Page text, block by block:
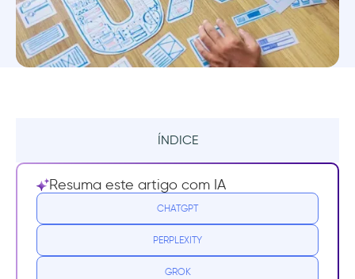
ÍNDICE
Resumo
O que define uma boa UX?
1- Simplicidade
Resuma este artigo com IA
CHATGPT
PERPLEXITY
GROK